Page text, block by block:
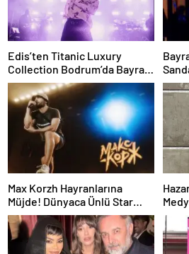
Edis’ten Titanic Luxury
Collection Bodrum’da Bayram
Gecesine Damga Vuran
Performans
Max Korzh Hayranlarına
Müjde! Dünyaca Ünlü Star
İstanbul’da Canlı
Performansla Hayranlarıyla
Buluşuyor